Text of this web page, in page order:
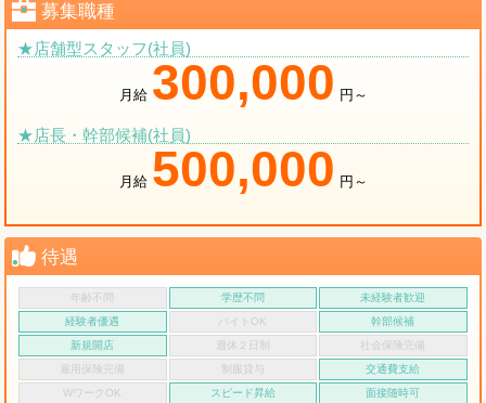
募集職種
★店舗型スタッフ(社員)
月給 300,000 円～
★店長・幹部候補(社員)
月給 500,000 円～
待遇
年齢不問 学歴不問
未経験者歓迎
経験者優遇
バイトOK
幹部候補
新規開店
週休２日制
社会保険完備
雇用保険完備
制服貸与
交通費支給
WワークOK
スピード昇給
面接随時可